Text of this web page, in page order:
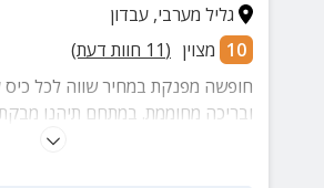
גליל מערבי,עבדון
10 מצוין (
11 חוות דעת)
חופשה מפנקת במחיר שווה לכל כיס
ובריכה מחוממת. במתחם תיהנו
ומאובזרות, חצר מטופחת עם מדשאה